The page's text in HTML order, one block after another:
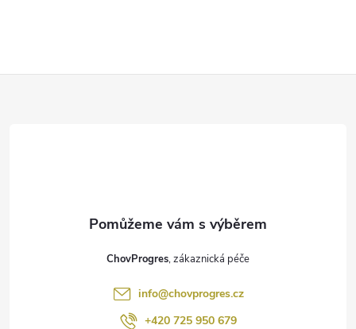
ChovProgres
info@chovprogres.cz
+420 725 950 679